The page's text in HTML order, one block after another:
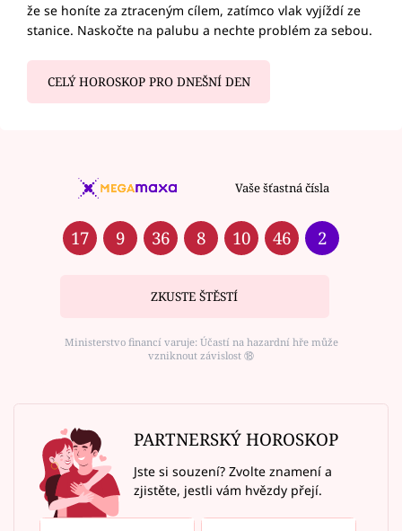
že se honíte za ztraceným cílem, zatímco vlak vyjíždí ze
stanice. Naskočte na palubu a nechte problém za sebou.
CELÝ HOROSKOP PRO DNEŠNÍ DEN
Vaše šťastná čísla
17 9 36 8 10 46 2
ZKUSTE ŠTĚSTÍ
Ministerstvo financí varuje: Účastí na hazardní hře může
vzniknout závislost ⑱
PARTNERSKÝ HOROSKOP
Jste si souzení? Zvolte znamení a
zjistěte, jestli vám hvězdy přejí.